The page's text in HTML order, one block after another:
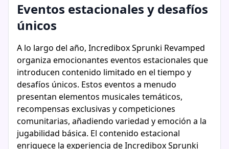
Eventos estacionales y desafíos
únicos
A lo largo del año, Incredibox Sprunki Revamped
organiza emocionantes eventos estacionales que
introducen contenido limitado en el tiempo y
desafíos únicos. Estos eventos a menudo
presentan elementos musicales temáticos,
recompensas exclusivas y competiciones
comunitarias, añadiendo variedad y emoción a la
jugabilidad básica. El contenido estacional
enriquece la experiencia de Incredibox Sprunki